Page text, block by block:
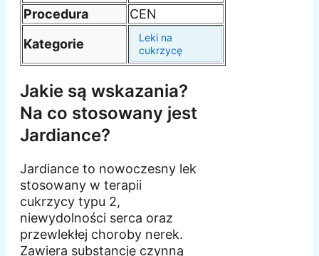
Procedura
CEN
Kategorie
Leki na
cukrzycę
Jakie są wskazania?
Na co stosowany jest
Jardiance?
Jardiance to nowoczesny lek
stosowany w terapii
cukrzycy typu 2,
niewydolności serca oraz
przewlekłej choroby nerek.
Zawiera substancję czynną